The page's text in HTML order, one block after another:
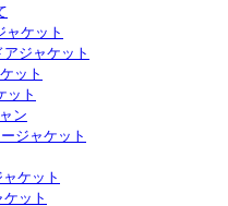
ャケット
ジャケット
ット
ット
ン
ジャケット
ケット
ット